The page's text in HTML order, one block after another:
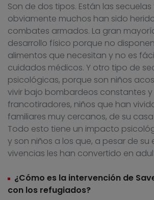
Son de dos tipos. Están las
obviamente muchos han sido
combates armados. La gran
desarrollo físico porque no
alimentos que necesitan y no es
cuidados médicos. Y otro tipo de
psicológicas, porque son niños
vivir bajo bombardeos constantes
francotiradores, niños que han
familiares muy cercanos, de su
Todo esto tiene un impacto
y son niños a los que, a pesar de su
vivencias les han convertido en
¿Cómo es la intervención de
con los refugiados?